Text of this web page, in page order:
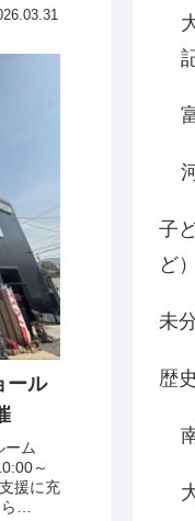
ール
ーム
～
援に充
子
ど）
未
歴